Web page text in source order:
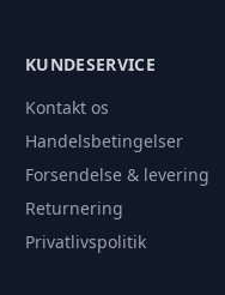
KUNDESERVICE
Kontakt os
Handelsbetingelser
Forsendelse & levering
Returnering
Privatlivspolitik